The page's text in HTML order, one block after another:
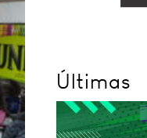
Últimas